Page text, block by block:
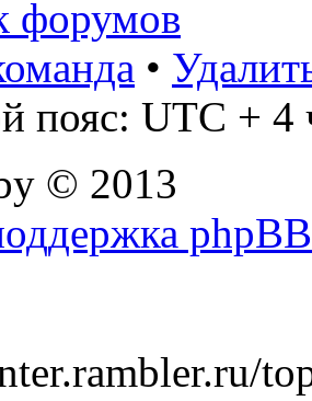
форумов
•
пояс: UTC + 4
© 2013
phpBB